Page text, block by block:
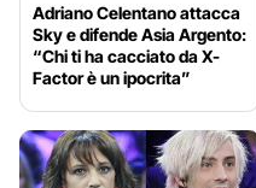
Adriano Celentano attacca
Sky e difende Asia Argento:
“Chi ti ha cacciato da X-
Factor è un ipocrita”